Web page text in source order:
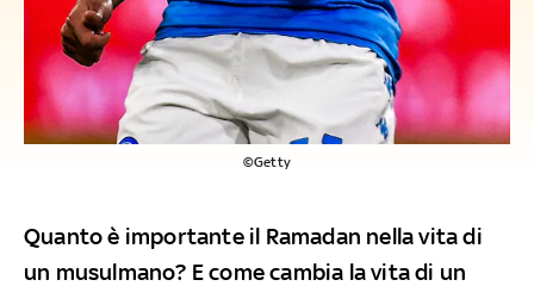
©Getty
Quanto è importante il Ramadan nella vita di
un musulmano? E come cambia la vita di un